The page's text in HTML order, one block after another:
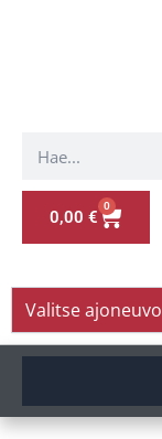
0,00 €
0
Valitse ajoneuvo